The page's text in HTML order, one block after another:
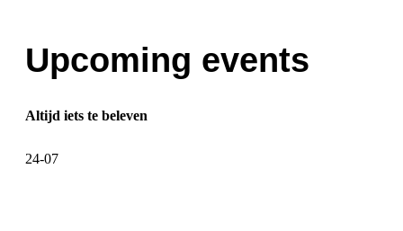
Upcoming events
Altijd iets te beleven
24-07